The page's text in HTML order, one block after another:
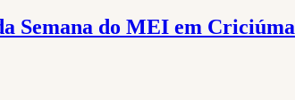
Semana do MEI em Criciúma